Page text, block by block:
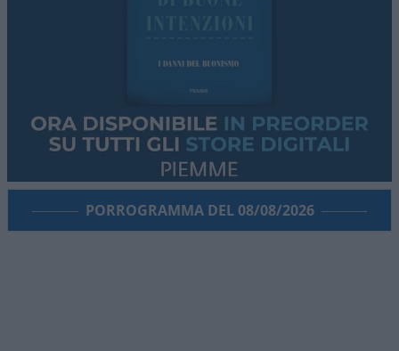
PORROGRAMMA DEL 08/08/2026